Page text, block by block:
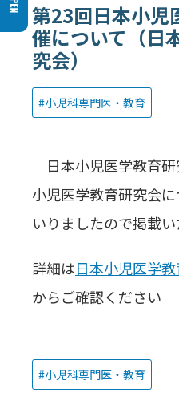
第23回日本小児
催について（日
究会）
小児科専門医・教育
日本小児医学教育
小児医学教育研究会
いりましたので掲載い
詳細は日本小児医学
からご確認ください
小児科専門医・教育